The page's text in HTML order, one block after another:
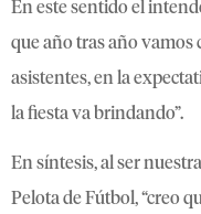
En este sentido el
que año tras año vamos
asistentes, en la
la fiesta va brindando”.
En síntesis, al ser
Pelota de Fútbol, “creo